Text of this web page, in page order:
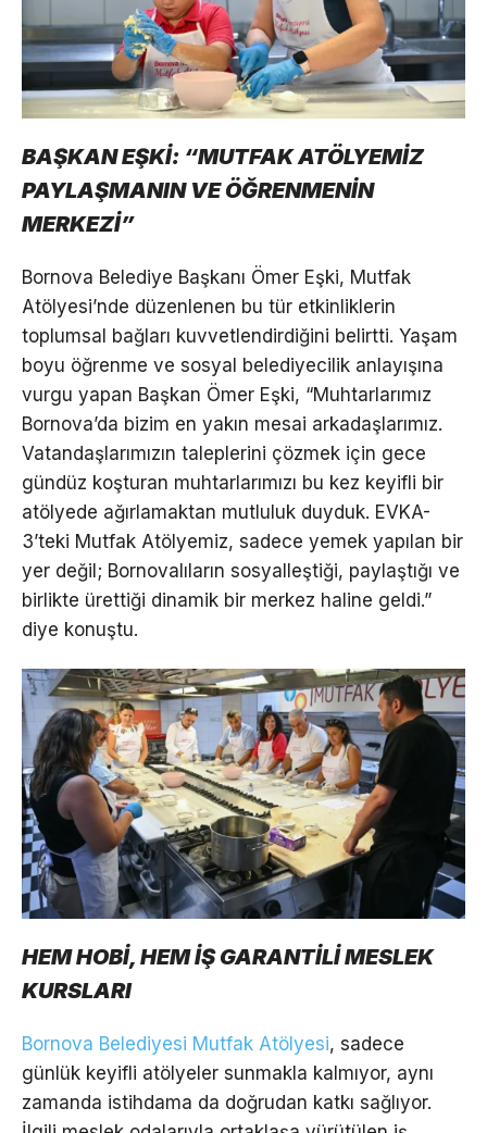
BAŞKAN EŞKİ: “MUTFAK ATÖLYEMİZ
PAYLAŞMANIN VE ÖĞRENMENİN
MERKEZİ”
Bornova Belediye Başkanı Ömer Eşki, Mutfak
Atölyesi’nde düzenlenen bu tür etkinliklerin
toplumsal bağları kuvvetlendirdiğini belirtti. Yaşam
boyu öğrenme ve sosyal belediyecilik anlayışına
vurgu yapan Başkan Ömer Eşki, “Muhtarlarımız
Bornova’da bizim en yakın mesai arkadaşlarımız.
Vatandaşlarımızın taleplerini çözmek için gece
gündüz koşturan muhtarlarımızı bu kez keyifli bir
atölyede ağırlamaktan mutluluk duyduk. EVKA-
3’teki Mutfak Atölyemiz, sadece yemek yapılan bir
yer değil; Bornovalıların sosyalleştiği, paylaştığı ve
birlikte ürettiği dinamik bir merkez haline geldi.”
diye konuştu.
HEM HOBİ, HEM İŞ GARANTİLİ MESLEK
KURSLARI
Bornova Belediyesi Mutfak Atölyesi, sadece
günlük keyifli atölyeler sunmakla kalmıyor, aynı
zamanda istihdama da doğrudan katkı sağlıyor.